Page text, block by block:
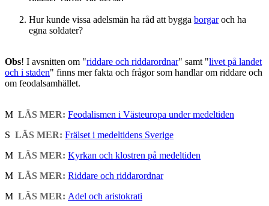
Hur kunde vissa adelsmän ha råd att bygga borgaroch ha
egna soldater?
Obs! I avsnitten om "riddare och riddarordnar" samt "livet på landet
och i staden" finns mer fakta och frågor som handlar om riddare och
om feodalsamhället.
M LÄS MER: Feodalismen i Västeuropa under medeltiden
S LÄS MER: Frälset i medeltidens Sverige
M LÄS MER: Kyrkan och klostren på medeltiden
M LÄS MER: Riddare och riddarordnar
M LÄS MER: Adel och aristokrati